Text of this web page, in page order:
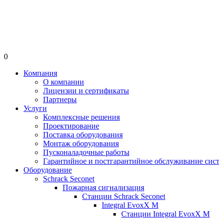
0
Компания
О компании
Лицензии и сертификаты
Партнеры
Услуги
Комплексные решения
Проектирование
Поставка оборудования
Монтаж оборудования
Пусконаладочные работы
Гарантийное и постгарантийное обслуживание
Оборудование
Schrack Seconet
Пожарная сигнализация
Станции Schrack Seconet
Integral EvoxX M
Станции Integral EvoxX M